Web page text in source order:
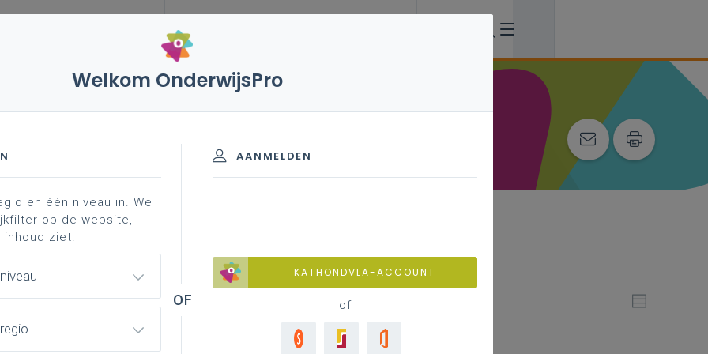
vakken en leerplannen 3de graad
inspirerend materiaal subqueries
S’ - 3de graad - D-finaliteit
achtergrond
Welkom OnderwijsPro
AANMELDEN
KATHONDVLA-ACCOUNT
of
en één niveau in. We
op de website,
ziet.